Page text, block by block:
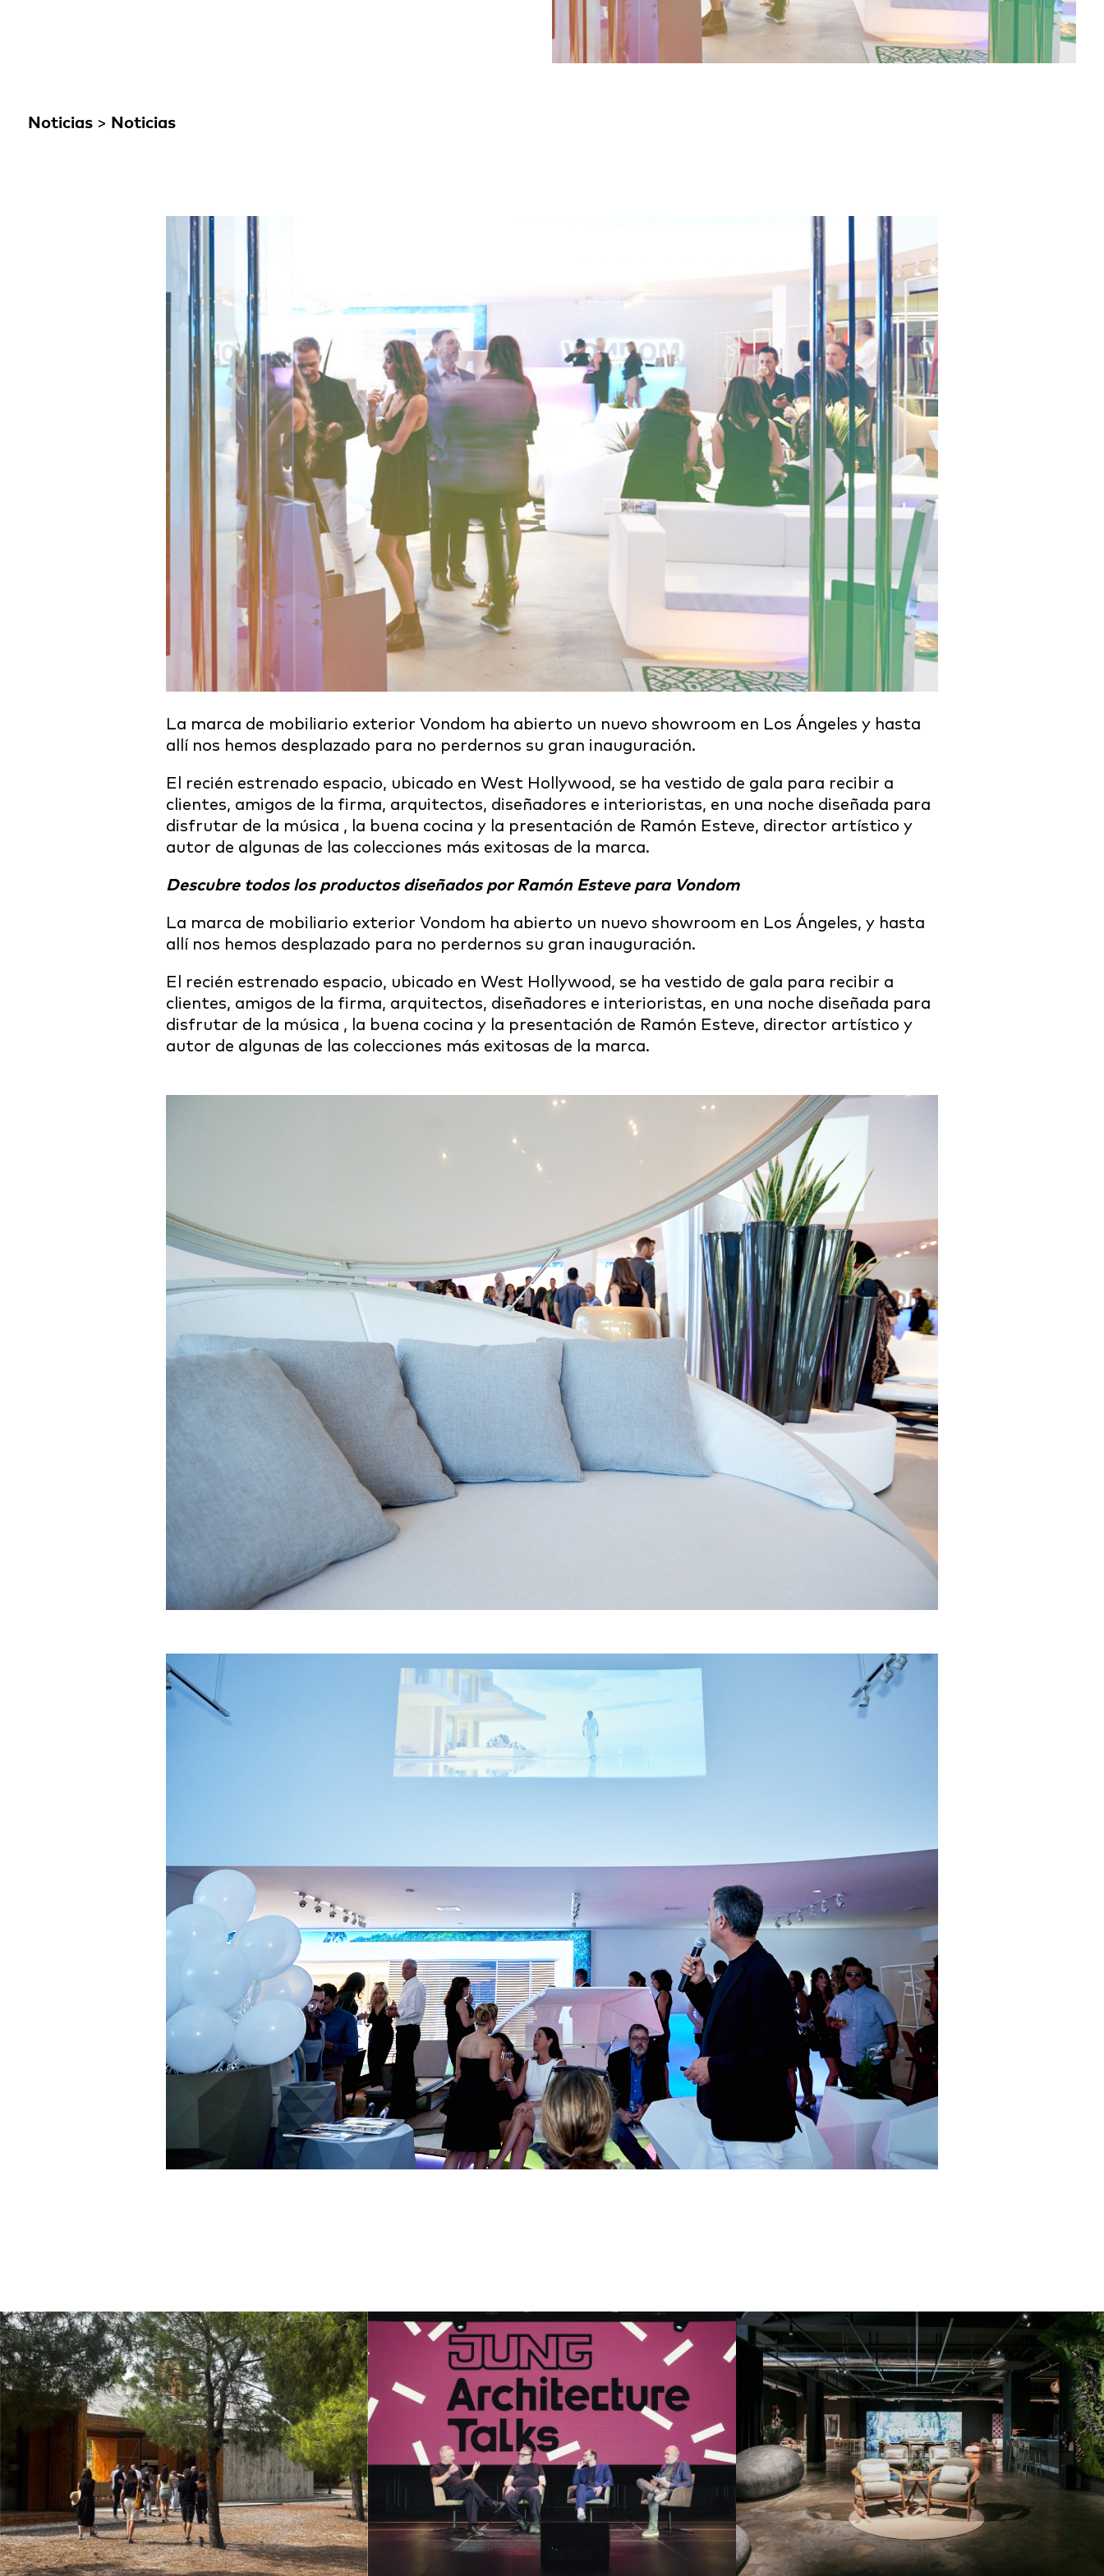
Noticias> Noticias
La marca de mobiliario exterior Vondom ha abierto un nuevo showroom en Los Ángeles y hasta
allí nos hemos desplazado para no perdernos su gran inauguración.
El recién estrenado espacio, ubicado en West Hollywood, se ha vestido de gala para recibir a
clientes, amigos de la firma, arquitectos, diseñadores e interioristas, en una noche diseñada para
disfrutar de la música , la buena cocina y la presentación de Ramón Esteve, director artístico y
autor de algunas de las colecciones más exitosas de la marca.
Descubre todos los productos diseñados por Ramón Esteve para Vondom
La marca de mobiliario exterior Vondom ha abierto un nuevo showroom en Los Ángeles, y hasta
allí nos hemos desplazado para no perdernos su gran inauguración.
El recién estrenado espacio, ubicado en West Hollywood, se ha vestido de gala para recibir a
clientes, amigos de la firma, arquitectos, diseñadores e interioristas, en una noche diseñada para
disfrutar de la música , la buena cocina y la presentación de Ramón Esteve, director artístico y
autor de algunas de las colecciones más exitosas de la marca.